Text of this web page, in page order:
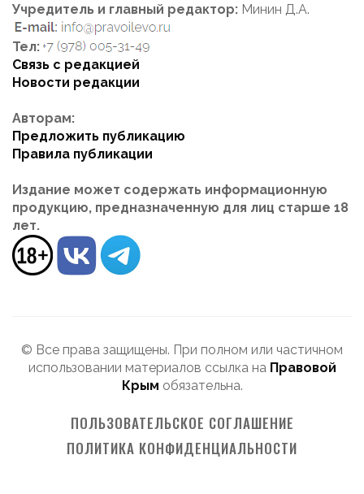
Учредитель и главный редактор: Минин Д.А.
Тел:
Связь с редакцией
Новости редакции
Авторам:
Предложить публикацию
Правила публикации
Издание может содержать информационную
продукцию, предназначенную для лиц старше 18
лет.
© Все права защищены. При полном или частичном
использовании материалов ссылка на Правовой
Крым обязательна.
ПОЛЬЗОВАТЕЛЬСКОЕ СОГЛАШЕНИЕ
ПОЛИТИКА КОНФИДЕНЦИАЛЬНОСТИ